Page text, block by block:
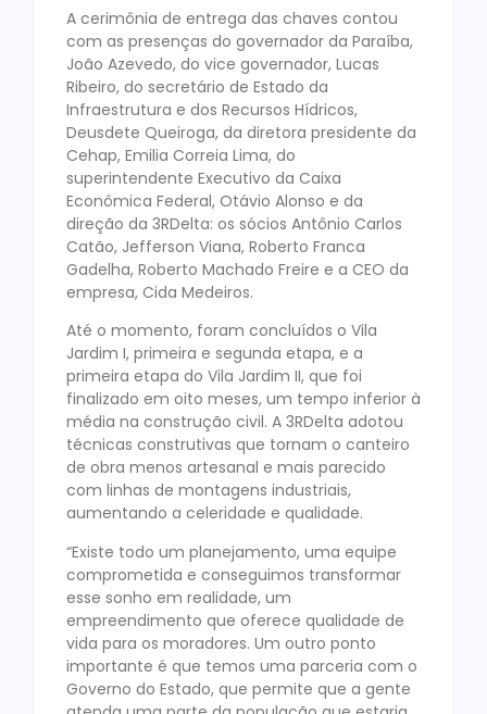
A cerimônia de entrega das chaves contou
com as presenças do governador da Paraíba,
João Azevedo, do vice governador, Lucas
Ribeiro, do secretário de Estado da
Infraestrutura e dos Recursos Hídricos,
Deusdete Queiroga, da diretora presidente da
Cehap, Emilia Correia Lima, do
superintendente Executivo da Caixa
Econômica Federal, Otávio Alonso e da
direção da 3RDelta: os sócios Antônio Carlos
Catão, Jefferson Viana, Roberto Franca
Gadelha, Roberto Machado Freire e a CEO da
empresa, Cida Medeiros.
Até o momento, foram concluídos o Vila
Jardim I, primeira e segunda etapa, e a
primeira etapa do Vila Jardim II, que foi
finalizado em oito meses, um tempo inferior à
média na construção civil. A 3RDelta adotou
técnicas construtivas que tornam o canteiro
de obra menos artesanal e mais parecido
com linhas de montagens industriais,
aumentando a celeridade e qualidade.
“Existe todo um planejamento, uma equipe
comprometida e conseguimos transformar
esse sonho em realidade, um
empreendimento que oferece qualidade de
vida para os moradores. Um outro ponto
importante é que temos uma parceria com o
Governo do Estado, que permite que a gente